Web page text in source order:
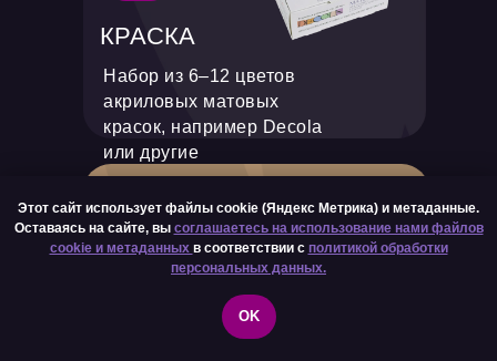
Упругая синтетическая кисть
КИСТЬ
Набор из 6–12 цветов
акриловых матовых
красок, например Decola
или другие
КРАСКА
Этот сайт использует файлы cookie (Яндекс Метрика) и метаданные.
Оставаясь на сайте, вы соглашаетесь на использование нами файлов
cookie и метаданных в соответствии с политикой обработки
персональных данных.
OK